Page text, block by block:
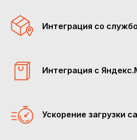
Интеграция со
Интеграция с
Ускорение загрузки